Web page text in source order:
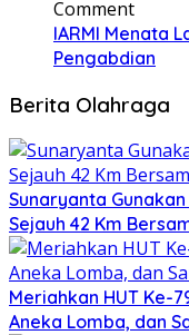
Comment
IARMI Menata
Pengabdian
Berita Olahraga
Sunaryanta
Sejauh 42 Km
Meriahkan HUT Ke-
Aneka Lomba, dan